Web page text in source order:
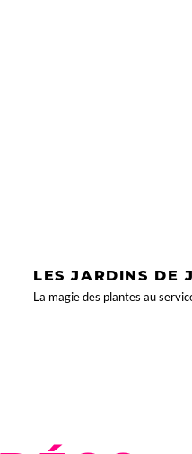
LES JARDINS DE
La magie des plantes au